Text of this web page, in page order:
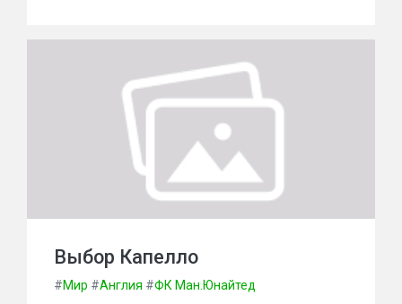
Выбор Капелло
#Мир #Англия #ФК Ман.Юнайтед